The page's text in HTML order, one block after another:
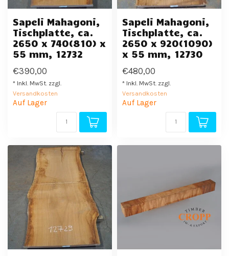
Sapeli Mahagoni,
Tischplatte, ca.
2650 x 740(810) x
55 mm, 12732
€390,00
* Inkl. MwSt. zzgl.
Versandkosten
Auf Lager
Sapeli Mahagoni,
Tischplatte, ca.
2650 x 920(1090)
x 55 mm, 12730
€480,00
* Inkl. MwSt. zzgl.
Versandkosten
Auf Lager